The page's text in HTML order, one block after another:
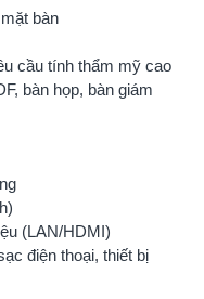
bàn
cầu tính thẩm mỹ cao
bàn họp, bàn giám
(LAN/HDMI)
điện thoại, thiết bị